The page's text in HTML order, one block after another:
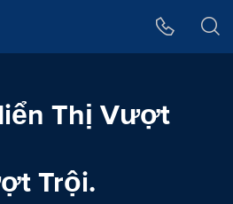
Thị Vượt
Trội.